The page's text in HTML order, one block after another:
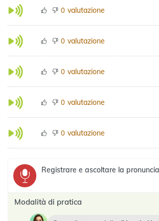
0 valutazione
0 valutazione
0 valutazione
0 valutazione
0 valutazione
Registrare e ascoltare la pronuncia
Modalità di pratica